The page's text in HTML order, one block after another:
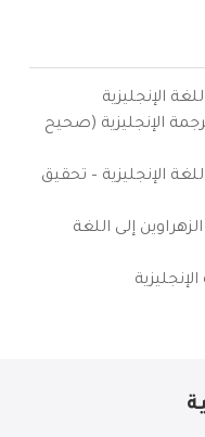
الإنجليزية
الإنجليزية (صحيح
الإنجليزية – تحقيق
إلى اللغة